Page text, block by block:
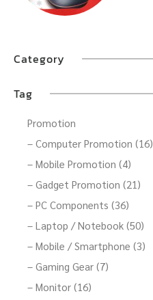
Category
Tag
Promotion
– Computer Promotion (16)
– Mobile Promotion (4)
– Gadget Promotion (21)
– PC Components (36)
– Laptop / Notebook (50)
– Mobile / Smartphone (3)
– Gaming Gear (7)
– Monitor (16)